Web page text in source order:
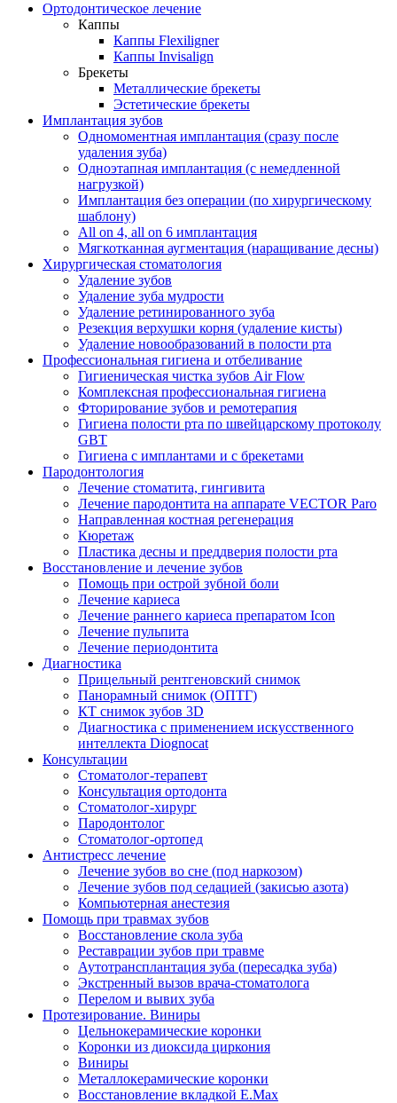
Ортодонтическое лечение
Каппы
Каппы Flexiligner
Каппы Invisalign
Брекеты
Металлические брекеты
Эстетические брекеты
Имплантация зубов
Одномоментная имплантация (сразу после
удаления зуба)
Одноэтапная имплантация (с немедленной
нагрузкой)
Имплантация без операции (по хирургическому
шаблону)
All on 4, all on 6 имплантация
Мягкотканная аугментация (наращивание десны)
Хирургическая стоматология
Удаление зубов
Удаление зуба мудрости
Удаление ретинированного зуба
Резекция верхушки корня (удаление кисты)
Удаление новообразований в полости рта
Профессиональная гигиена и отбеливание
Гигиеническая чистка зубов Air Flow
Комплексная профессиональная гигиена
Фторирование зубов и ремотерапия
Гигиена полости рта по швейцарскому протоколу
GBT
Гигиена с имплантами и с брекетами
Пародонтология
Лечение стоматита, гингивита
Лечение пародонтита на аппарате VECTOR Paro
Направленная костная регенерация
Кюретаж
Пластика десны и преддверия полости рта
Восстановление и лечение зубов
Помощь при острой зубной боли
Лечение кариеса
Лечение раннего кариеса препаратом Icon
Лечение пульпита
Лечение периодонтита
Диагностика
Прицельный рентгеновский снимок
Панорамный снимок (ОПТГ)
КТ снимок зубов 3D
Диагностика с применением искусственного
интеллекта Diognocat
Консультации
Стоматолог-терапевт
Консультация ортодонта
Стоматолог-хирург
Пародонтолог
Стоматолог-ортопед
Антистресс лечение
Лечение зубов во сне (под наркозом)
Лечение зубов под седацией (закисью азота)
Компьютерная анестезия
Помощь при травмах зубов
Восстановление скола зуба
Реставрации зубов при травме
Аутотрансплантация зуба (пересадка зуба)
Экстренный вызов врача-стоматолога
Перелом и вывих зуба
Протезирование. Виниры
Цельнокерамические коронки
Коронки из диоксида циркония
Виниры
Металлокерамические коронки
Восстановление вкладкой E.Max